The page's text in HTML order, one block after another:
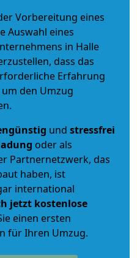
Vorbereitung eines
Auswahl eines
in Halle
dass das
Erfahrung
den Umzug
und stressfrei
oder als
Partnernetzwerk, das
haben, ist
international
jetzt kostenlose
einen ersten
für Ihren Umzug.